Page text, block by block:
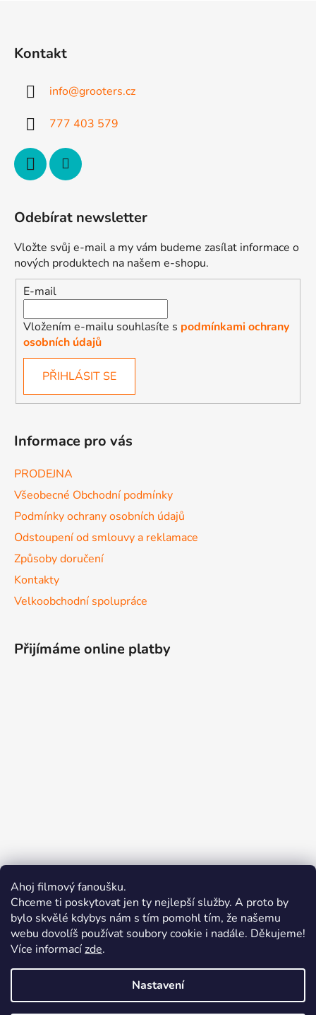
Ahoj filmový fanoušku.
Chceme ti poskytovat jen ty nejlepší služby. A proto by
bylo skvělé kdybys nám s tím pomohl tím, že našemu
webu dovolíš používat soubory cookie i nadále. Děkujeme!
Více informacízde.
Nastavení
Kontakt
info@grooters.cz
777 403 579
Odebírat newsletter
Vložte svůj e-mail a my vám budeme zasílat informace o
nových produktech na našem e-shopu.
E-mail
Vložením e-mailu souhlasíte s podmínkami ochrany
osobních údajů
PŘIHLÁSIT SE
Informace pro vás
PRODEJNA
Všeobecné Obchodní podmínky
Podmínky ochrany osobních údajů
Odstoupení od smlouvy a reklamace
Způsoby doručení
Kontakty
Velkoobchodní spolupráce
Přijímáme online platby
Merchion | Pořiďte si vlastní merch
Midnight Gear | Ride the night, wear the soul